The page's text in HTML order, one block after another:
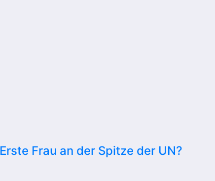
Erste Frau an der Spitze der UN?